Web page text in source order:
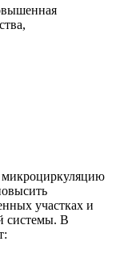
участках и
системы. В